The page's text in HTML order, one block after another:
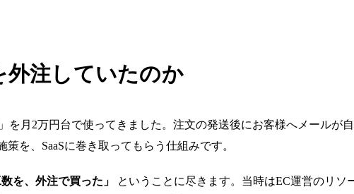
外注していたのか
を月2万円台で使ってきました。注文の発送後にお客様へメールが
策を、SaaSに巻き取ってもらう仕組みです。
を、外注で買った」
ということに尽きます。当時はEC運営のリ